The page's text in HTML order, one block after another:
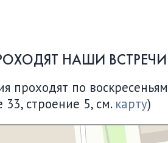
НАШИ
проходят по
строение 5, см. карту)